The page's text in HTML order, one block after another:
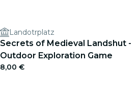
Landotrplatz
Secrets of Medieval Landshut -
Outdoor Exploration Game
8,00 €